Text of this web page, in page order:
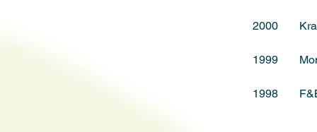
2000
1999
1998